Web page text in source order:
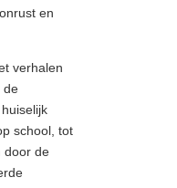
en
verhalen
de
school, tot
door de